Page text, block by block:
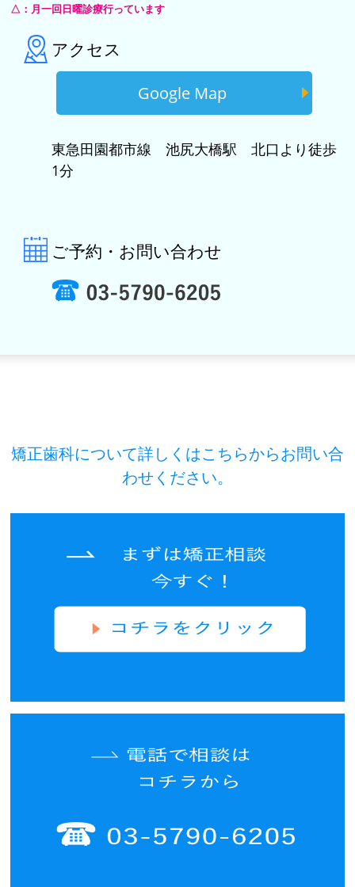
△：月一回日曜診療行っています
アクセス
Google Map
東急田園都市線 池尻大橋駅 北口より徒歩
1分
ご予約・お問い合わせ
矯正歯科について詳しくはこちらからお問い合
わせください。